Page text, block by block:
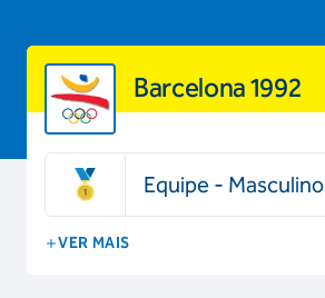
Barcelona 1992
Equipe - Masculino
VER MAIS